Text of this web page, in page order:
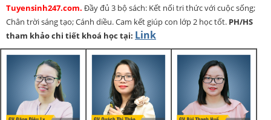
Tuyensinh247.com. Đầy đủ 3 bộ sách: Kết nối tri thức với cuộc sống;
Chân trời sáng tạo; Cánh diều. Cam kết giúp con lớp 2 học tốt. PH/HS
tham khảo chi tiết khoá học tại: Link